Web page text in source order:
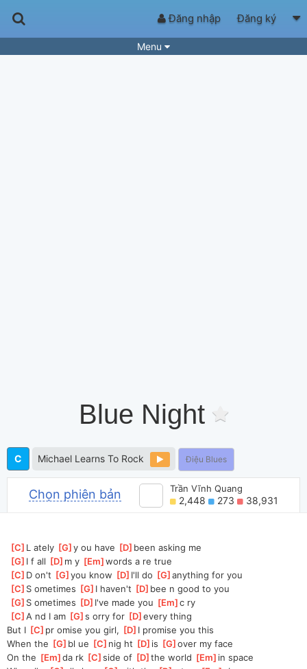
Đăng nhập Đăng ký
Menu
Blue Night
C Michael Learns To Rock Điệu Blues
Chọn phiên bản Trần Vĩnh Quang
2,448 273 38,931
[C ]L ately [G ]
y ou have [D ]been asking me
[G ]I f all [D ]m y [Em ]
words a re true
[C ]D on't [G ]
you know [D ]I'll do [G ]
anything for you
[C ]S ometimes [G ]I haven't [D ]bee n good to you
[G ]S ometimes [D ]I've made you [Em ]
c ry
[C ]
A nd I am [G ]
s orry for [D ]
every thing
But I [C ]pr omise you girl, [D ]I promise you this
When the [G ]bl ue [C ]nig ht [D ]is [G ]
over my face
On the [Em ]
da rk [C ]
side of [D ]the world [Em ]in space